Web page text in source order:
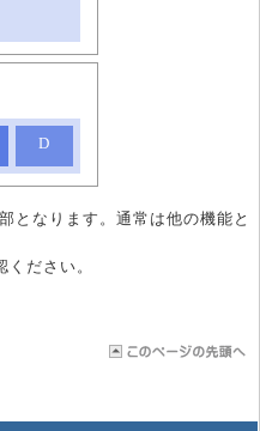
D
となります。通常は他の機能と
ださい。